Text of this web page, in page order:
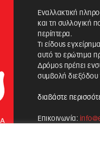
Εναλλακτική
και τη συλλογική
περίπτερα.
Τι είδους
αυτό το ερώτημα
Δρόμος πρέπει
συμβολή διεξόδου
διαβάστε
Επικοινωνία: